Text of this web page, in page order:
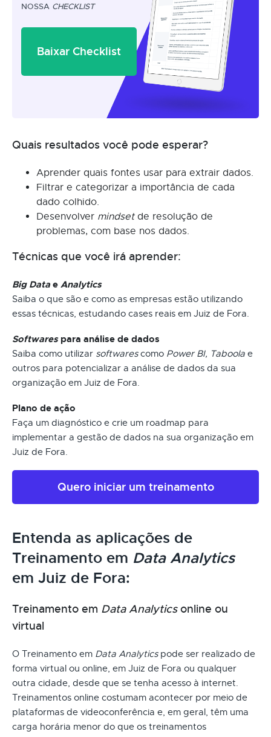
NOSSA CHECKLIST
Baixar Checklist
Quais resultados você pode esperar?
Aprender quais fontes usar para extrair dados.
Filtrar e categorizar a importância de cada
dado colhido.
Desenvolver mindsetde resolução de
problemas, com base nos dados.
Técnicas que você irá aprender:
Big Data e Analytics
Saiba o que são e como as empresas estão utilizando
essas técnicas, estudando cases reais em Juiz de Fora.
Softwarespara análise de dados
Saiba como utilizar softwarescomo Power BI, Taboola e
outros para potencializar a análise de dados da sua
organização em Juiz de Fora.
Plano de ação
Faça um diagnóstico e crie um roadmap para
implementar a gestão de dados na sua organização em
Juiz de Fora.
Quero iniciar um treinamento
Entenda as aplicações de
Treinamento em Data Analytics
em Juiz de Fora:
Treinamento em Data Analyticsonline ou
virtual
O Treinamento em Data Analyticspode ser realizado de
forma virtual ou online, em Juiz de Fora ou qualquer
outra cidade, desde que se tenha acesso à internet.
Treinamentos online costumam acontecer por meio de
plataformas de videoconferência e, em geral, têm uma
carga horária menor do que os treinamentos